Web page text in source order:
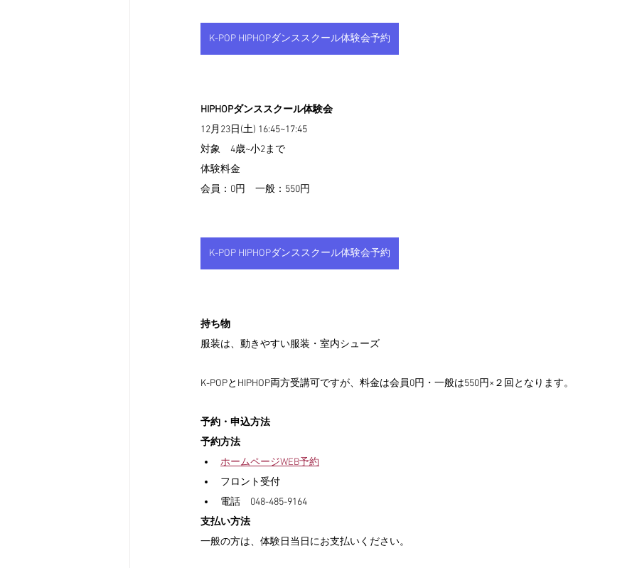
K-POP HIPHOPダンススクール体験会予約
HIPHOPダンススクール体験会
12月23日(土) 16:45~17:45
対象　4歳~小2まで
体験料金
会員：0円　一般：550円
K-POP HIPHOPダンススクール体験会予約
持ち物
服装は、動きやすい服装・室内シューズ
K-POPとHIPHOP両方受講可ですが、料金は会員0円・一般は550円×２回となります。
予約・申込方法
予約方法
ホームページWEB予約
フロント受付
電話　048-485-9164
支払い方法
一般の方は、体験日当日にお支払いください。